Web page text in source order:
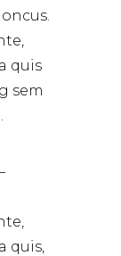
quis
sem
quis,